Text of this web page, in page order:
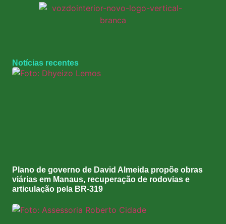
Notícias recentes
Plano de governo de David Almeida propõe obras
viárias em Manaus, recuperação de rodovias e
articulação pela BR-319